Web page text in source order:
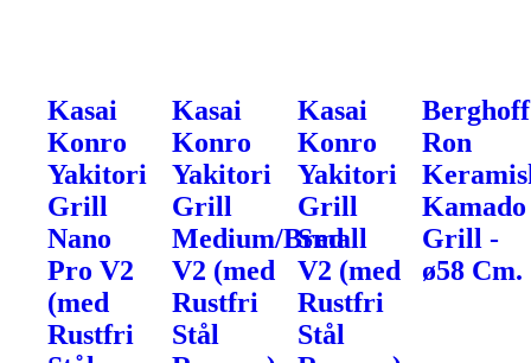
Kasai
Konro
Yakitori
Grill
Nano
Pro V2
(med
Rustfri
Kasai
Konro
Yakitori
Grill
Medium/Bred
V2 (med
Rustfri
Stål
Kasai
Konro
Yakitori
Grill
Small
V2 (med
Rustfri
Stål
Berghoff
Ron
Kamado
Grill -
ø58 Cm.